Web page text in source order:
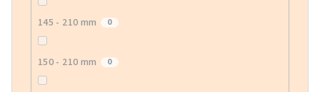
145 - 210 mm 0
150 - 210 mm 0